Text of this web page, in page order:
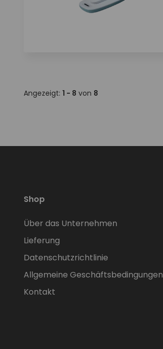
Angezeigt: 1 - 8 von 8
Shop
Über das Unternehmen
Lieferung
Datenschutzrichtlinie
Allgemeine Geschäftsbedingungen
Kontakt